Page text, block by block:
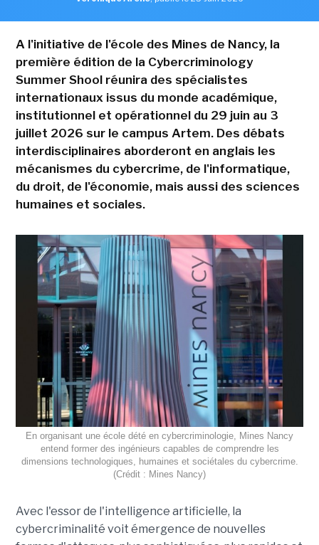
A l'initiative de l'école des Mines de Nancy, la
première édition de la Cybercriminology
Summer Shool réunira des spécialistes
internationaux issus du monde académique,
institutionnel et opérationnel du 29 juin au 3
juillet 2026 sur le campus Artem. Des débats
interdisciplinaires aborderont en anglais les
mécanismes du cybercrime, de l'informatique,
du droit, de l'économie, mais aussi des sciences
humaines et sociales.
En organisant une école dété en cybercriminologie, Mines Nancy
entend former des ingénieurs capables de comprendre les
dimensions technologiques, humaines et sociétales du cybercrime.
(Crédit : Mines Nancy)
Avec l'essor de l'intelligence artificielle, la
cybercriminalité voit émergence de nouvelles